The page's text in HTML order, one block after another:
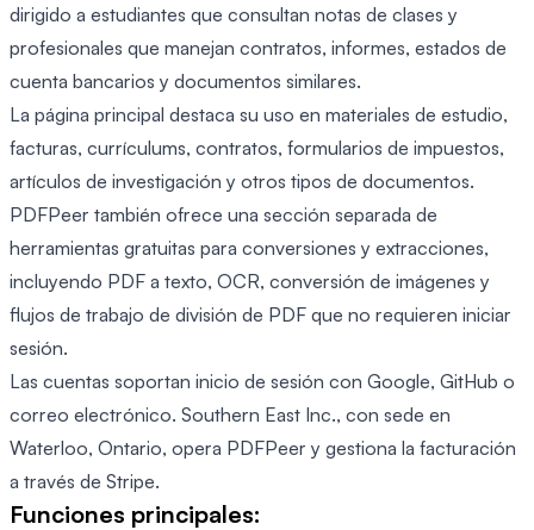
dirigido a estudiantes que consultan notas de clases y
profesionales que manejan contratos, informes, estados de
cuenta bancarios y documentos similares.
La página principal destaca su uso en materiales de estudio,
facturas, currículums, contratos, formularios de impuestos,
artículos de investigación y otros tipos de documentos.
PDFPeer también ofrece una sección separada de
herramientas gratuitas para conversiones y extracciones,
incluyendo PDF a texto, OCR, conversión de imágenes y
flujos de trabajo de división de PDF que no requieren iniciar
sesión.
Las cuentas soportan inicio de sesión con Google, GitHub o
correo electrónico. Southern East Inc., con sede en
Waterloo, Ontario, opera PDFPeer y gestiona la facturación
a través de Stripe.
Funciones principales: